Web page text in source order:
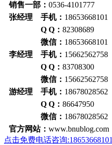
销售一部： 0536-4101777
张经理 手机： 18653668101
Q Q： 82308689
微信： 18653668101
李经理 手机： 15662562758
Q Q： 83708300
微信： 15662562758
游经理 手机： 18678028562
Q Q： 86647950
微信： 18678028562
官方网站： www.bnublog.com
点击免费电话咨询:18653668101